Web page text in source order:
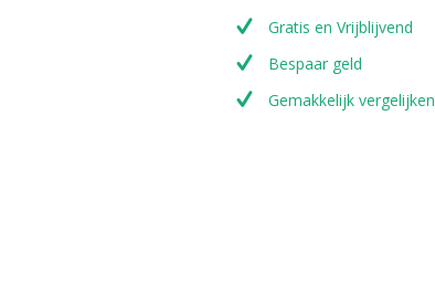
Gratis en Vrijblijvend
Bespaar geld
Gemakkelijk vergelijken